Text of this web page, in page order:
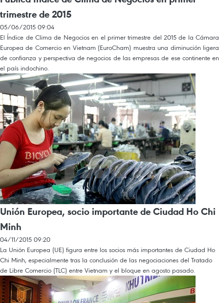
trimestre de 2015
05/06/2015 09:04
El Índice de Clima de Negocios en el primer trimestre del 2015 de la Cámara
Europea de Comercio en Vietnam (EuroCham) muestra una diminución ligera
de confianza y perspectiva de negocios de las empresas de ese continente en
el país indochino.
Unión Europea, socio importante de Ciudad Ho Chi
Minh
04/11/2015 09:20
La Unión Europea (UE) figura entre los socios más importantes de Ciudad Ho
Chi Minh, especialmente tras la conclusión de las negociaciones del Tratado
de Libre Comercio (TLC) entre Vietnam y el bloque en agosto pasado.